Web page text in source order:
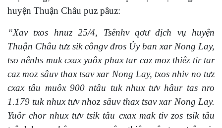
huyện Thuận Châu puz pâuz:
“Xav txos hnuz 25/4, Tsênhv qơư dịch vụ huyện
Thuận Châu tưz sik côngv đros Ủy ban xar Nong Lay,
tso nênhs muk cxax yuôx phax tar caz moz thiêz tir tar
caz moz sâuv thax tsav xar Nong Lay, txos nhiv no tưz
cxax tâu muôx 900 ntâu tuk nhux tưv hâur tas nro
1.179 tuk nhux tưv nhoz sâuv thax tsav xar Nong Lay.
Yuôr chor nhux tưv tsik tâu cxax mak tiv zos tsik tâu